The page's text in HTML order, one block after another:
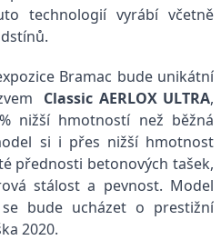
technologií vyrábí včetně
Bramac bude unikátní
Classic AERLOX ULTRA,
nižší hmotností než běžná
si i přes nižší hmotnost
přednosti betonových tašek,
stálost a pevnost. Model
se bude ucházet o prestižní
2020.